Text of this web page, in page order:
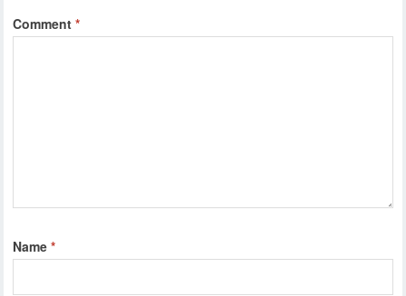
Comment*
Name*